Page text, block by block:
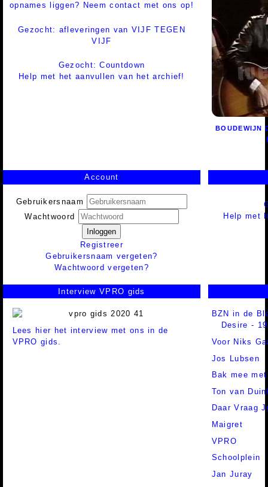
opnames liggen? Neem contact met ons op!
Gezocht: afleveringen van VIJF TEGEN
VIJF
Gezocht: Countdown
Help met het aanvullen van het archief!
BOUDEWIJN
Account
Gebruikersnaam
Wachtwoord
Inloggen
Registreer
Gebruikersnaam vergeten?
Wachtwoord vergeten?
Help met
Interview VPRO gids
Lees hier het interview met ons in de
VPRO gids.
BZN in de
Desire -
Voor Niks
Jos Lubsen
Bak mee
Ton van
Daar Vraag
Maigret
VPRO
Schoolplein
Jan Juray